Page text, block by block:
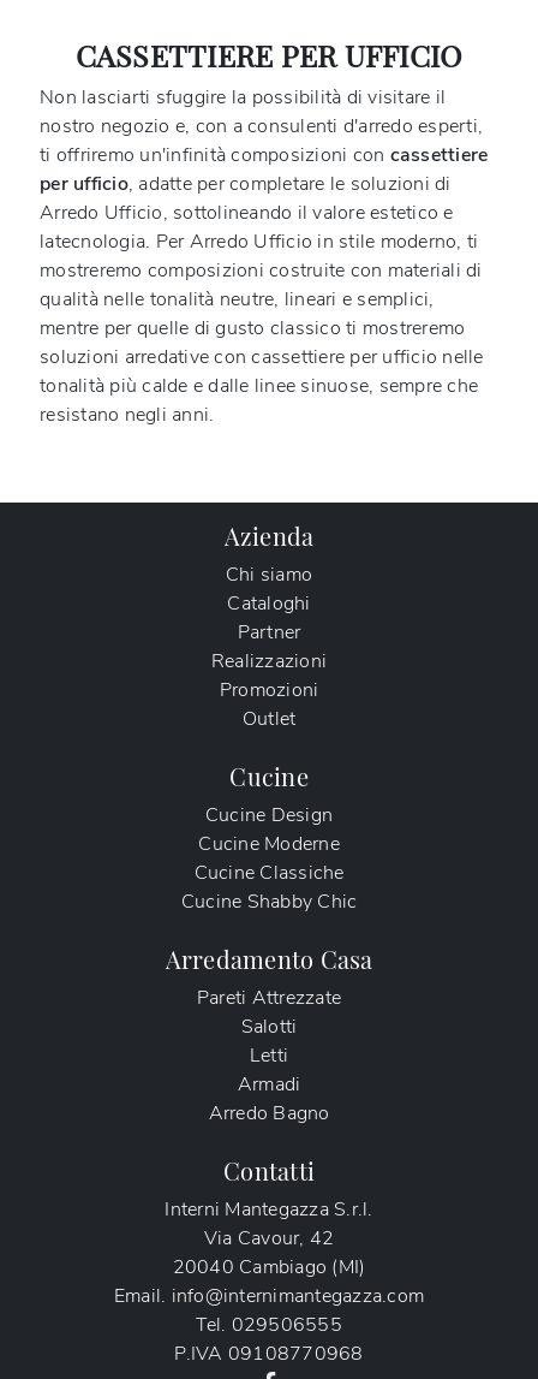
CASSETTIERE PER UFFICIO
Non lasciarti sfuggire la possibilità di visitare il
nostro negozio e, con a consulenti d'arredo esperti,
ti offriremo un'infinità composizioni con cassettiere
per ufficio, adatte per completare le soluzioni di
Arredo Ufficio, sottolineando il valore estetico e
latecnologia. Per Arredo Ufficio in stile moderno, ti
mostreremo composizioni costruite con materiali di
qualità nelle tonalità neutre, lineari e semplici,
mentre per quelle di gusto classico ti mostreremo
soluzioni arredative con cassettiere per ufficio nelle
tonalità più calde e dalle linee sinuose, sempre che
resistano negli anni.
Azienda
Chi siamo
Cataloghi
Partner
Realizzazioni
Promozioni
Outlet
Cucine
Cucine Design
Cucine Moderne
Cucine Classiche
Cucine Shabby Chic
Arredamento Casa
Pareti Attrezzate
Salotti
Letti
Armadi
Arredo Bagno
Contatti
Interni Mantegazza S.r.l.
Via Cavour, 42
20040 Cambiago (MI)
Email. info@internimantegazza.com
Tel. 029506555
P.IVA 09108770968